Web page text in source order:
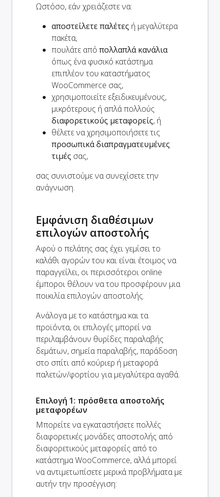
Ωστόσο, εάν χρειάζεστε να:
αποστείλετε παλέτες ή μεγαλύτερα
πακέτα,
πουλάτε από πολλαπλά κανάλια
όπως ένα φυσικό κατάστημα
επιπλέον του καταστήματος
WooCommerce σας,
χρησιμοποιείτε εξειδικευμένους,
μικρότερους ή απλά πολλούς
διαφορετικούς μεταφορείς, ή
θέλετε να χρησιμοποιήσετε τις
προσωπικά διαπραγματευμένες
τιμές σας,
σας συνιστούμε να συνεχίσετε την
ανάγνωση.
Εμφάνιση διαθέσιμων
επιλογών αποστολής
Αφού ο πελάτης σας έχει γεμίσει το
καλάθι αγορών του και είναι έτοιμος να
παραγγείλει, οι περισσότεροι online
έμποροι θέλουν να του προσφέρουν μια
ποικιλία επιλογών αποστολής.
Ανάλογα με το κατάστημα και τα
προϊόντα, οι επιλογές μπορεί να
περιλαμβάνουν θυρίδες παραλαβής
δεμάτων, σημεία παραλαβής, παράδοση
στο σπίτι από κούριερ ή μεταφορά
παλετών/φορτίου για μεγαλύτερα αγαθά.
Επιλογή 1: πρόσθετα αποστολής
μεταφορέων
Μπορείτε να εγκαταστήσετε πολλές
διαφορετικές μονάδες αποστολής από
διαφορετικούς μεταφορείς από το
κατάστημα WooCommerce, αλλά μπορεί
να αντιμετωπίσετε μερικά προβλήματα με
αυτήν την προσέγγιση: